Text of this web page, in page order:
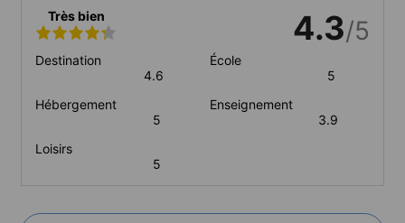
Très bien 4.3/5
Destination
4.6
École
5
Hébergement
5
Enseignement
3.9
Loisirs
5